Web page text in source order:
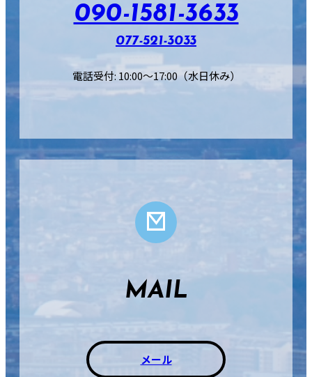
090-1581-3633
077-521-3033
電話受付: 10:00〜17:00（水日休み）
MAIL
メール